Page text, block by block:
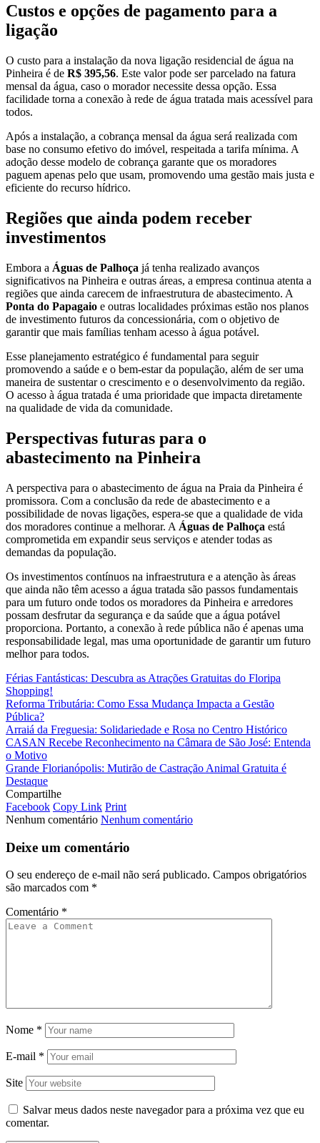
Custos e opções de pagamento para a
ligação
O custo para a instalação da nova ligação residencial de água na
Pinheira é de R$ 395,56. Este valor pode ser parcelado na fatura
mensal da água, caso o morador necessite dessa opção. Essa
facilidade torna a conexão à rede de água tratada mais acessível para
todos.
Após a instalação, a cobrança mensal da água será realizada com
base no consumo efetivo do imóvel, respeitada a tarifa mínima. A
adoção desse modelo de cobrança garante que os moradores
paguem apenas pelo que usam, promovendo uma gestão mais justa e
eficiente do recurso hídrico.
Regiões que ainda podem receber
investimentos
Embora a Águas de Palhoça já tenha realizado avanços
significativos na Pinheira e outras áreas, a empresa continua atenta a
regiões que ainda carecem de infraestrutura de abastecimento. A
Ponta do Papagaio e outras localidades próximas estão nos planos
de investimento futuros da concessionária, com o objetivo de
garantir que mais famílias tenham acesso à água potável.
Esse planejamento estratégico é fundamental para seguir
promovendo a saúde e o bem-estar da população, além de ser uma
maneira de sustentar o crescimento e o desenvolvimento da região.
O acesso à água tratada é uma prioridade que impacta diretamente
na qualidade de vida da comunidade.
Perspectivas futuras para o
abastecimento na Pinheira
A perspectiva para o abastecimento de água na Praia da Pinheira é
promissora. Com a conclusão da rede de abastecimento e a
possibilidade de novas ligações, espera-se que a qualidade de vida
dos moradores continue a melhorar. A Águas de Palhoça está
comprometida em expandir seus serviços e atender todas as
demandas da população.
Os investimentos contínuos na infraestrutura e a atenção às áreas
que ainda não têm acesso a água tratada são passos fundamentais
para um futuro onde todos os moradores da Pinheira e arredores
possam desfrutar da segurança e da saúde que a água potável
proporciona. Portanto, a conexão à rede pública não é apenas uma
responsabilidade legal, mas uma oportunidade de garantir um futuro
melhor para todos.
Férias Fantásticas: Descubra as Atrações Gratuitas do Floripa
Shopping!
Reforma Tributária: Como Essa Mudança Impacta a Gestão
Pública?
Arraiá da Freguesia: Solidariedade e Rosa no Centro Histórico
CASAN Recebe Reconhecimento na Câmara de São José: Entenda
o Motivo
Grande Florianópolis: Mutirão de Castração Animal Gratuita é
Destaque
Compartilhe
Facebook Copy Link Print
Nenhum comentário Nenhum comentário
Deixe um comentário
O seu endereço de e-mail não será publicado. Campos obrigatórios
são marcados com *
Comentário *
Nome *
E-mail *
Site
Salvar meus dados neste navegador para a próxima vez que eu
comentar.